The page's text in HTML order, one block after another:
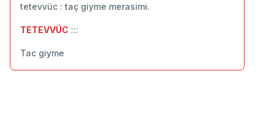
tetevvüc : taç giyme merasimi.
TETEVVÜC :::
Tac giyme